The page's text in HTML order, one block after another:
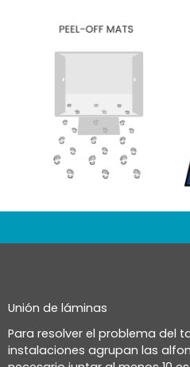
Unión de láminas
Para resolver el problema del
instalaciones agrupan las